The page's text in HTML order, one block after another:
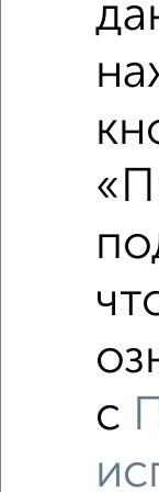
Недалеко от
с